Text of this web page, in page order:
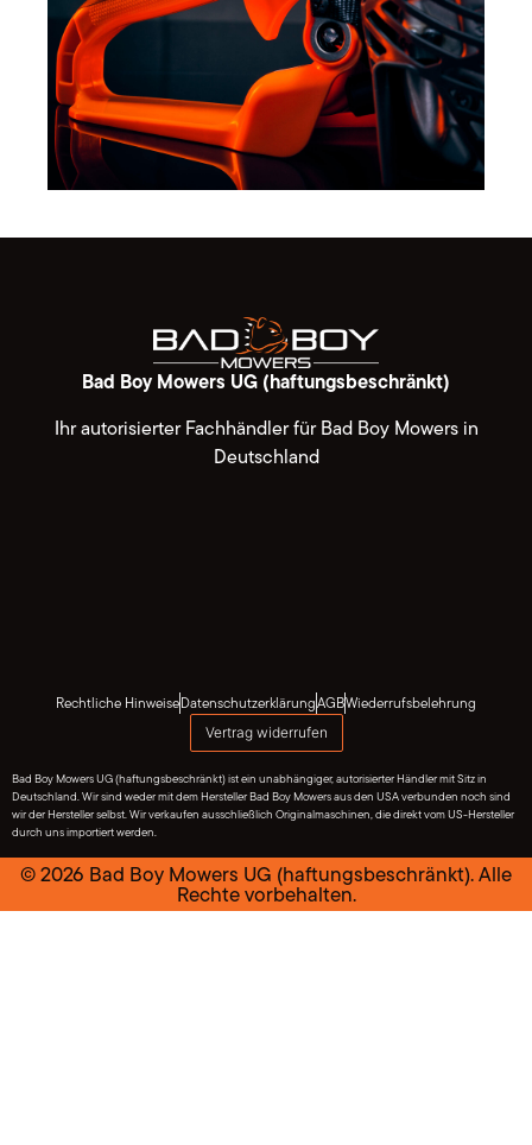
Bad Boy Mowers UG (haftungsbeschränkt)
Ihr autorisierter Fachhändler für Bad Boy Mowers in
Deutschland
Rechtliche HinweiseDatenschutzerklärungAGBWiederrufsbelehrung
Vertrag widerrufen
Bad Boy Mowers UG (haftungsbeschränkt) ist ein unabhängiger, autorisierter Händler mit Sitz in
Deutschland. Wir sind weder mit dem Hersteller Bad Boy Mowers aus den USA verbunden noch sind
wir der Hersteller selbst. Wir verkaufen ausschließlich Originalmaschinen, die direkt vom US-Hersteller
durch uns importiert werden.
© 2026 Bad Boy Mowers UG (haftungsbeschränkt). Alle
Rechte vorbehalten.